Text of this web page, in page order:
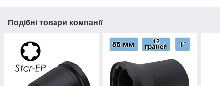
Подібні товари компанії